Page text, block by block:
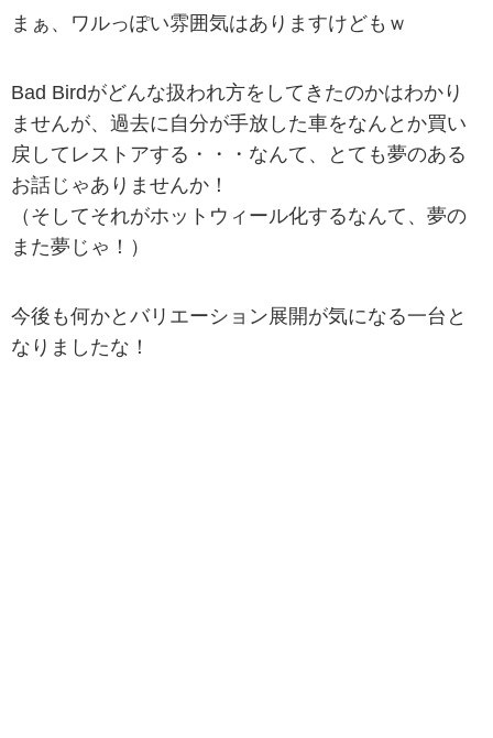
まぁ、ワルっぽい雰囲気はありますけどもｗ
Bad Birdがどんな扱われ方をしてきたのかはわかり
ませんが、過去に自分が手放した車をなんとか買い
戻してレストアする・・・なんて、とても夢のある
お話じゃありませんか！
（そしてそれがホットウィール化するなんて、夢の
また夢じゃ！）
今後も何かとバリエーション展開が気になる一台と
なりましたな！